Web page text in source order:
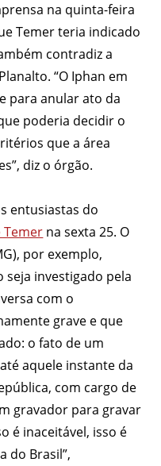
na quinta-feira
Temer teria indicado
contradiz a
“O Iphan em
para anular ato da
poderia decidir o
que a área
diz o órgão.
entusiastas do
Temer na sexta 25. O
por exemplo,
seja investigado pela
com o
grave e que
o fato de um
aquele instante da
com cargo de
gravador para gravar
é inaceitável, isso é
do Brasil”,